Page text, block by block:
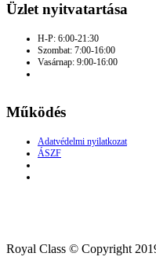
Üzlet nyitvatartása
H-P: 6:00-21:30
Szombat: 7:00-16:00
Vasárnap: 9:00-16:00
Működés
Adatvédelmi nyilatkozat
ÁSZF
Royal Class © Copyright